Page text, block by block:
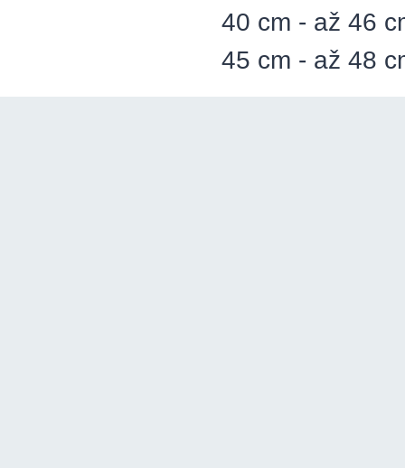
40 cm - až 46
45 cm - až 48